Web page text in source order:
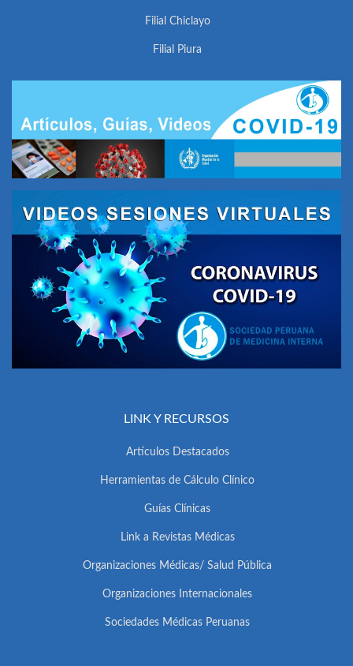
Filial Chiclayo
Filial Piura
LINK Y RECURSOS
Artículos Destacados
Herramientas de Cálculo Clínico
Guías Clínicas
Link a Revistas Médicas
Organizaciones Médicas/ Salud Pública
Organizaciones Internacionales
Sociedades Médicas Peruanas